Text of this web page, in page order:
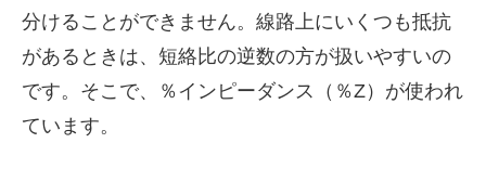
分けることができません。線路上にいくつも抵抗
があるときは、短絡比の逆数の方が扱いやすいの
です。そこで、％インピーダンス（％Z）が使われ
ています。